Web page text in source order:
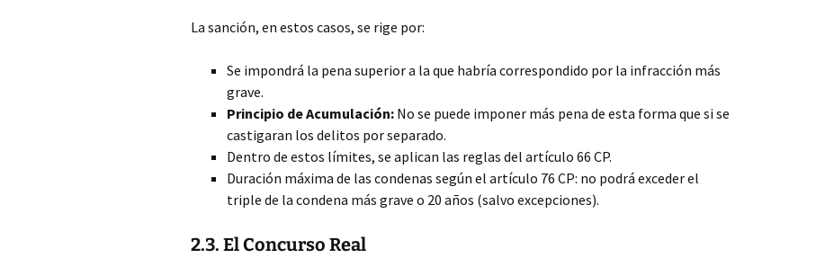
La sanción, en estos casos, se rige por:
Se impondrá la pena superior a la que habría correspondido por la infracción más
grave.
Principio de Acumulación: No se puede imponer más pena de esta forma que si se
castigaran los delitos por separado.
Dentro de estos límites, se aplican las reglas del artículo 66 CP.
Duración máxima de las condenas según el artículo 76 CP: no podrá exceder el
triple de la condena más grave o 20 años (salvo excepciones).
2.3. El Concurso Real